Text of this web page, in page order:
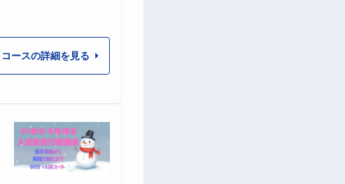
コースの詳細を見る